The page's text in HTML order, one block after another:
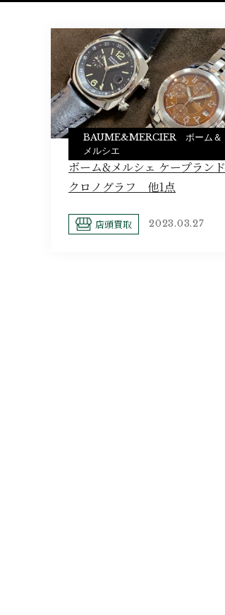
BAUME&MERCIER ボーム＆
メルシエ
ボーム&メルシェ ケープランド
クロノグラフ 他1点
店頭買取 2023.03.27